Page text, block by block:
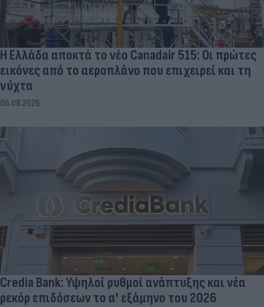
Η Ελλάδα αποκτά το νέο Canadair 515: Οι πρώτες
εικόνες από το αεροπλάνο που επιχειρεί και τη
νύχτα
06.08.2026
Credia Bank: Υψηλοί ρυθμοί ανάπτυξης και νέα
ρεκόρ επιδόσεων το α' εξάμηνο του 2026